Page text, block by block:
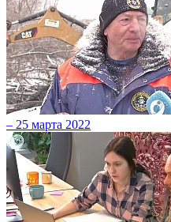
– 25 марта 2022